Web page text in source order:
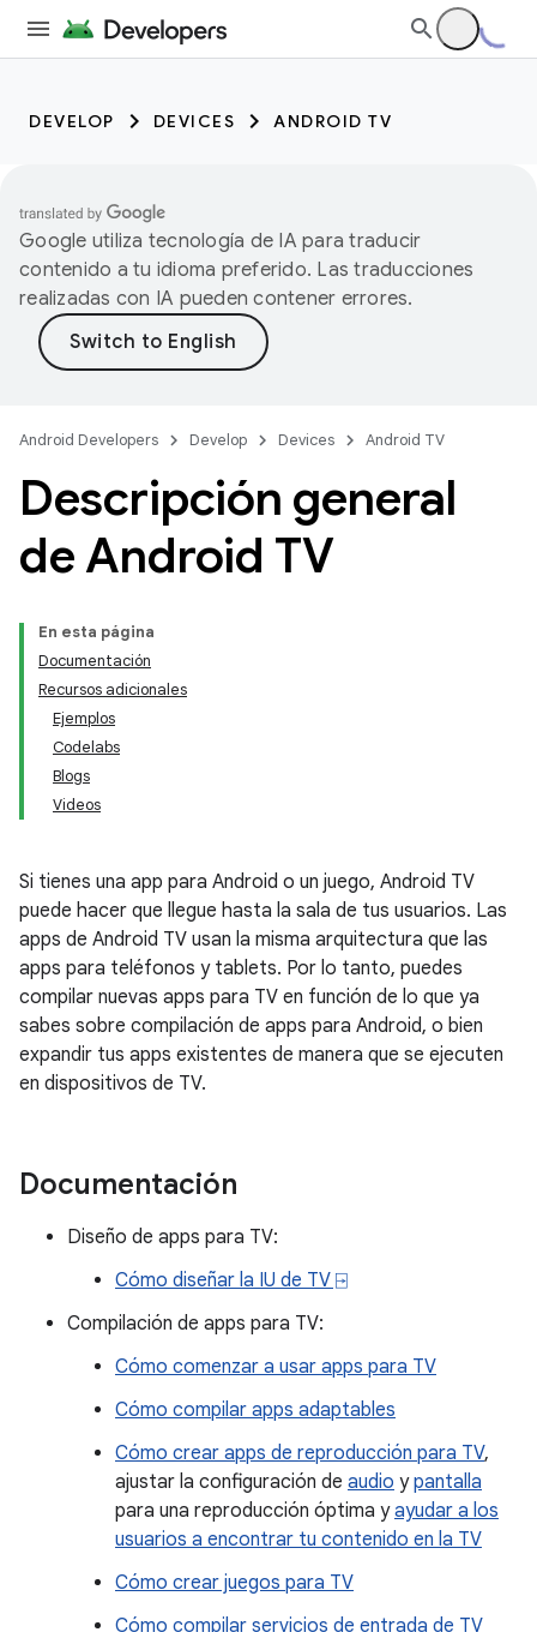
DEVELOP DEVICES ANDROID TV
Google utiliza tecnología de IA para traducir
contenido a tu idioma preferido. Las traducciones
realizadas con IA pueden contener errores.
Android Developers Develop Devices Android TV
Descripción general
de Android TV
En esta página
Documentación
Recursos adicionales
Ejemplos
Codelabs
Blogs
Videos
Si tienes una app para Android o un juego, Android TV
puede hacer que llegue hasta la sala de tus usuarios. Las
apps de Android TV usan la misma arquitectura que las
apps para teléfonos y tablets. Por lo tanto, puedes
compilar nuevas apps para TV en función de lo que ya
sabes sobre compilación de apps para Android, o bien
expandir tus apps existentes de manera que se ejecuten
en dispositivos de TV.
Documentación
Diseño de apps para TV:
Cómo diseñar la IU de TV ⍈
Compilación de apps para TV:
Cómo comenzar a usar apps para TV
Cómo compilar apps adaptables
Cómo crear apps de reproducción para TV,
ajustar la configuración de audio ypantalla
para una reproducción óptima yayudar a los
usuarios a encontrar tu contenido en la TV
Cómo crear juegos para TV
Cómo compilar servicios de entrada de TV